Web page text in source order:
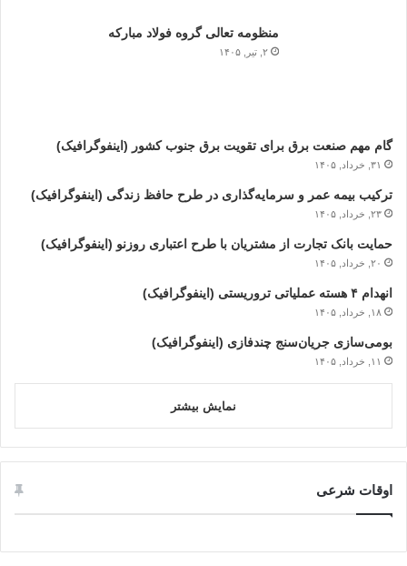
منظومه تعالی گروه فولاد مبارکه
۲, تیر, ۱۴۰۵
گام مهم صنعت برق برای تقویت برق جنوب کشور (اینفوگرافیک)
۳۱, خرداد, ۱۴۰۵
ترکیب بیمه عمر و سرمایه‌گذاری در طرح حافظ زندگی (اینفوگرافیک)
۲۳, خرداد, ۱۴۰۵
حمایت بانک تجارت از مشتریان با طرح اعتباری روزنو (اینفوگرافیک)
۲۰, خرداد, ۱۴۰۵
انهدام ۴ هسته عملیاتی تروریستی (اینفوگرافیک)
۱۸, خرداد, ۱۴۰۵
بومی‌سازی جریان‌سنج چندفازی (اینفوگرافیک)
۱۱, خرداد, ۱۴۰۵
نمایش بیشتر
اوقات شرعی